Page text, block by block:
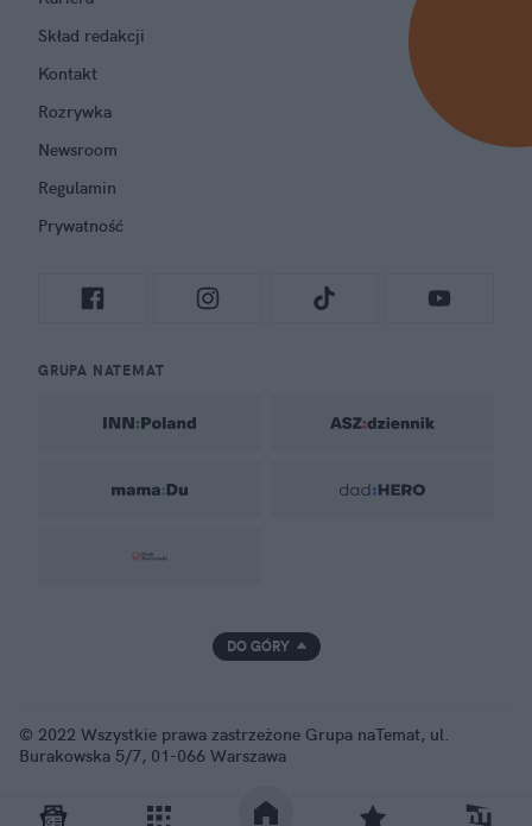
Skład redakcji
Kontakt
Rozrywka
Newsroom
Regulamin
Prywatność
GRUPA NATEMAT
DO GÓRY
© 2022 Wszystkie prawa zastrzeżone Grupa naTemat, ul.
Burakowska 5/7, 01-066 Warszawa